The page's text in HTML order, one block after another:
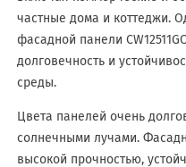
частные дома и коттеджи.
фасадной панели
долговечность и
среды.
Цвета панелей очень
солнечными лучами.
высокой прочностью,